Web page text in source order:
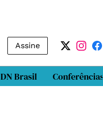
Assine
DN Brasil Conferências